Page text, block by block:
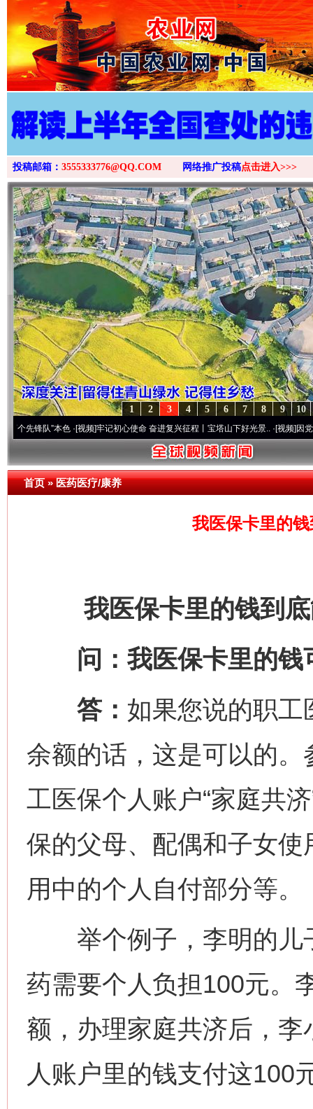
>
投稿邮箱： 3555333776@QQ.COM 网络推广投稿点击进入>>>
10
9
8
7
6
5
4
3
2
1
”本色·[视频]牢记初心使命 奋进复兴征程丨宝塔山下好光景..·[视频]因党而生 为党
首页»医药医疗/康养
我医保卡里的
我医保卡里的钱到底
问：我医保卡里的钱
答： 如果您说的职
余额的话，这是可以的
工医保个人账户“家庭共
保的父母、配偶和子女
用中的个人自付部分等。
举个例子，李明的儿
药需要个人负担100元。
额，办理家庭共济后，
人账户里的钱支付这100